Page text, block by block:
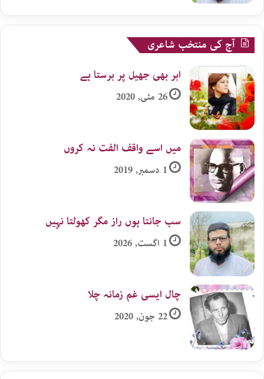
آج کی منتخب شاعری
ابر بھی جھیل پر برستا ہے
26 مئی, 2020
میں اسے واقف الفت نہ کروں
1 دسمبر, 2019
سب جانتا ہوں راز مگر کھولتا نہیں
1 اگست, 2026
چال ایسی غم زمانہ چلا
22 جون, 2020